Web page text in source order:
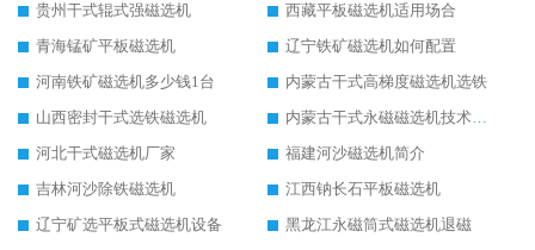
贵州干式辊式强磁选机
西藏平板磁选机适用场合
青海锰矿平板磁选机
辽宁铁矿磁选机如何配置
河南铁矿磁选机多少钱1台
内蒙古干式高梯度磁选机选铁
山西密封干式选铁磁选机
内蒙古干式永磁磁选机技术要求
河北干式磁选机厂家
福建河沙磁选机简介
吉林河沙除铁磁选机
江西钠长石平板磁选机
辽宁矿选平板式磁选机设备
黑龙江永磁筒式磁选机退磁